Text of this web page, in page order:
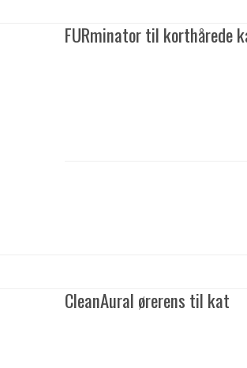
FURminator til korthårede
CleanAural ørerens til kat